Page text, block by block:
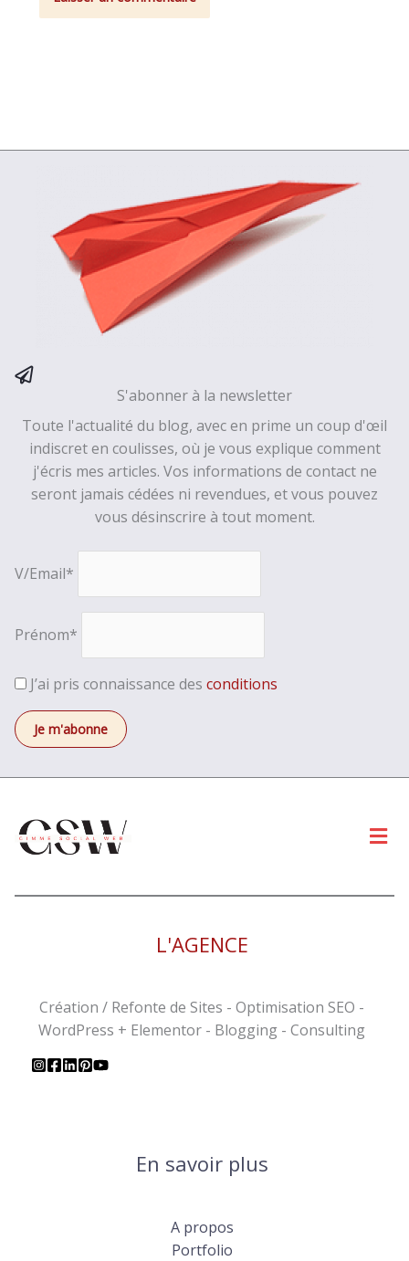
S'abonner à la newsletter
Toute l'actualité du blog, avec en prime un coup d'œil
indiscret en coulisses, où je vous explique comment
j'écris mes articles. Vos informations de contact ne
seront jamais cédées ni revendues, et vous pouvez
vous désinscrire à tout moment.
V/Email*
Prénom*
J’ai pris connaissance des conditions
L'AGENCE
Création / Refonte de Sites - Optimisation SEO -
WordPress + Elementor - Blogging - Consulting
En savoir plus
A propos
Portfolio